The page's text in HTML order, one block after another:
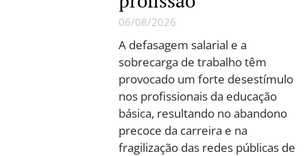
06/08/2026
A defasagem salarial e a
sobrecarga de trabalho têm
provocado um forte desestímulo
nos profissionais da educação
básica, resultando no abandono
precoce da carreira e na
fragilização das redes públicas de